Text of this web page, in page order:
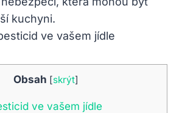
kuchyni.
Obsah [skrýt]
ve vašem jídle